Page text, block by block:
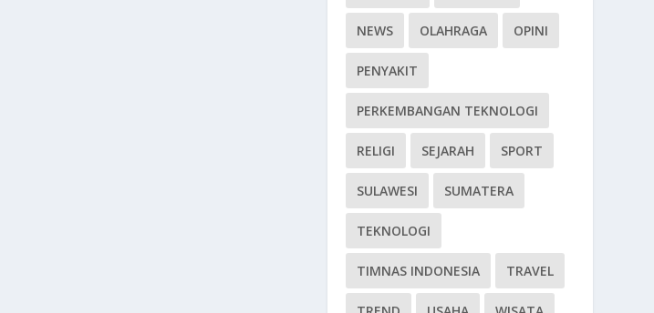
NEWS OLAHRAGA OPINI
PENYAKIT
PERKEMBANGAN TEKNOLOGI
RELIGI SEJARAH SPORT
SULAWESI SUMATERA
TEKNOLOGI
TIMNAS INDONESIA TRAVEL